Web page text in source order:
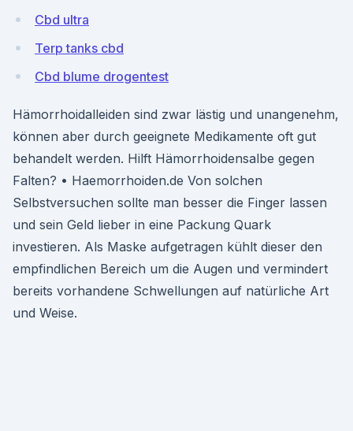
Cbd ultra
Terp tanks cbd
Cbd blume drogentest
Hämorrhoidalleiden sind zwar lästig und unangenehm,
können aber durch geeignete Medikamente oft gut
behandelt werden. Hilft Hämorrhoidensalbe gegen
Falten? • Haemorrhoiden.de Von solchen
Selbstversuchen sollte man besser die Finger lassen
und sein Geld lieber in eine Packung Quark
investieren. Als Maske aufgetragen kühlt dieser den
empfindlichen Bereich um die Augen und vermindert
bereits vorhandene Schwellungen auf natürliche Art
und Weise.